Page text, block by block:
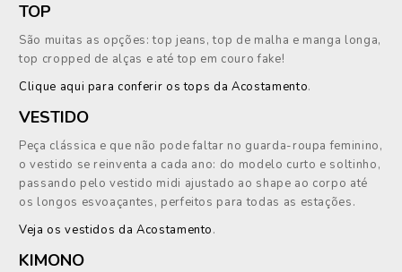
TOP
São muitas as opções: top jeans, top de malha e manga longa,
top cropped de alças e até top em couro fake!
Clique aqui para conferir os tops da Acostamento.
VESTIDO
Peça clássica e que não pode faltar no guarda-roupa feminino,
o vestido se reinventa a cada ano: do modelo curto e soltinho,
passando pelo vestido midi ajustado ao shape ao corpo até
os longos esvoaçantes, perfeitos para todas as estações.
Veja os vestidos da Acostamento.
KIMONO